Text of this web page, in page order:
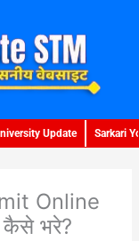
Update Sarkari
Online
कैसे भरे?